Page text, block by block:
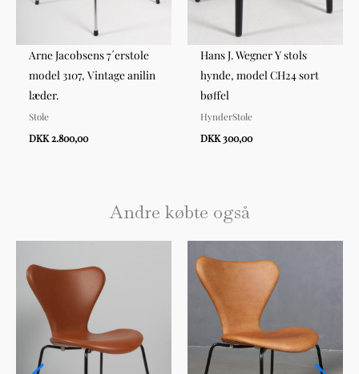
Arne Jacobsens 7´erstole
model 3107, Vintage anilin
læder.
Stole
DKK 2.800,00
Hans J. Wegner Y stols
hynde, model CH24 sort
bøffel
HynderStole
DKK 300,00
Andre købte også